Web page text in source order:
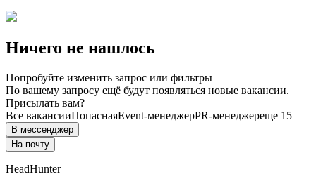
Ничего не нашлось
Попробуйте изменить запрос или фильтры
По вашему запросу ещё будут появляться новые вакансии.
Присылать вам?
Все вакансииПопаснаяEvent-менеджерPR-менеджереще 15
В мессенджер
На почту
HeadHunter